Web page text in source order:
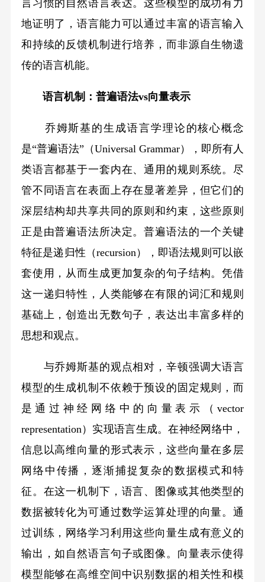
言习惯的自然语言表达。这些模型的成功有力
地证明了，语言能力可以通过丰富的语言输入
和持续的反馈机制进行培养，而非源自生物遗
传的语言机能。
语言机制：普遍语法vs向量表示
乔姆斯基的生成语言学理论的核心概念
是“普遍语法”（Universal Grammar），即所有人
类语言都基于一套内在、通用的规则系统。尽
管不同语言在表面上存在显著差异，但它们的
深层结构却共享共同的原则和约束，这些原则
正是由普遍语法所决定。普遍语法的一个关键
特征是递归性（recursion），即语法规则可以嵌
套使用，从而生成更加复杂的句子结构。凭借
这一递归特性，人类能够在有限的词汇和规则
基础上，创造出无数句子，表达出丰富多样的
思想和观点。
与乔姆斯基的观点相对，辛顿强调大语言
模型的生成机制不依赖于预设的固定规则，而
是通过神经网络中的向量表示（vector
representation）实现语言生成。在神经网络中，
信息以高维向量的形式表示，这些向量在多层
网络中传播，逐渐捕捉复杂的数据模式和特
征。在这一机制下，语言、图像或其他类型的
数据被转化为可通过数学运算处理的向量。通
过训练，网络学习利用这些向量生成有意义的
输出，如自然语言句子或图像。向量表示使得
模型能够在高维空间中识别数据的相关性和模